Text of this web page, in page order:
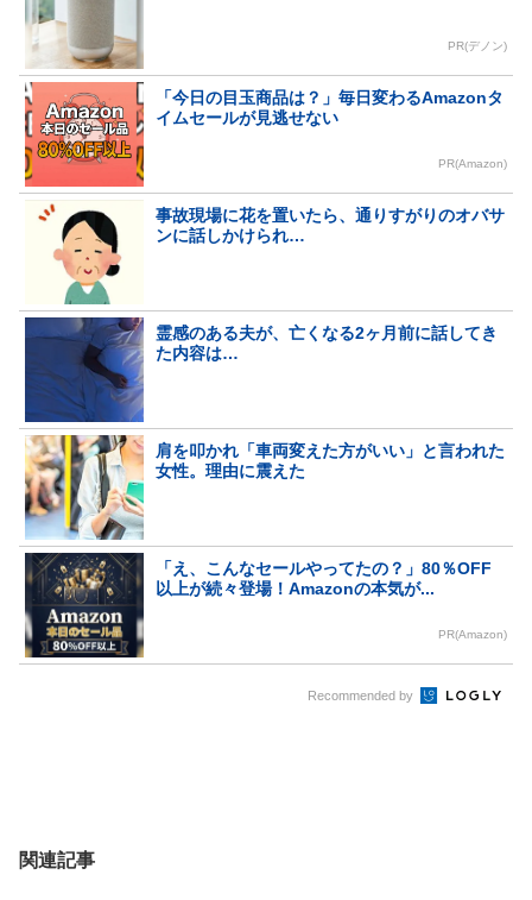
PR(デノン)
「今日の目玉商品は？」毎日変わるAmazonタ
イムセールが見逃せない
PR(Amazon)
事故現場に花を置いたら、通りすがりのオバサ
ンに話しかけられ…
霊感のある夫が、亡くなる2ヶ月前に話してき
た内容は…
肩を叩かれ「車両変えた方がいい」と言われた
女性。理由に震えた
「え、こんなセールやってたの？」80％OFF
以上が続々登場！Amazonの本気が...
PR(Amazon)
Recommended by
関連記事